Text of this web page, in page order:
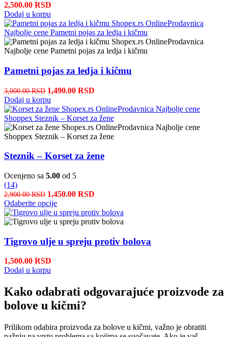
2,500.00 RSD
Dodaj u korpu
Pametni pojas za ledja i kičmu
3,000.00RSD 1,490.00 RSD
Dodaj u korpu
Steznik – Korset za žene
Ocenjeno sa 5.00 od 5
(14)
2,900.00RSD 1,450.00 RSD
Odaberite opcije
Tigrovo ulje u spreju protiv bolova
1,500.00 RSD
Dodaj u korpu
Kako odabrati odgovarajuće proizvode za
bolove u kičmi?
Prilikom odabira proizvoda za bolove u kičmi, važno je obratiti